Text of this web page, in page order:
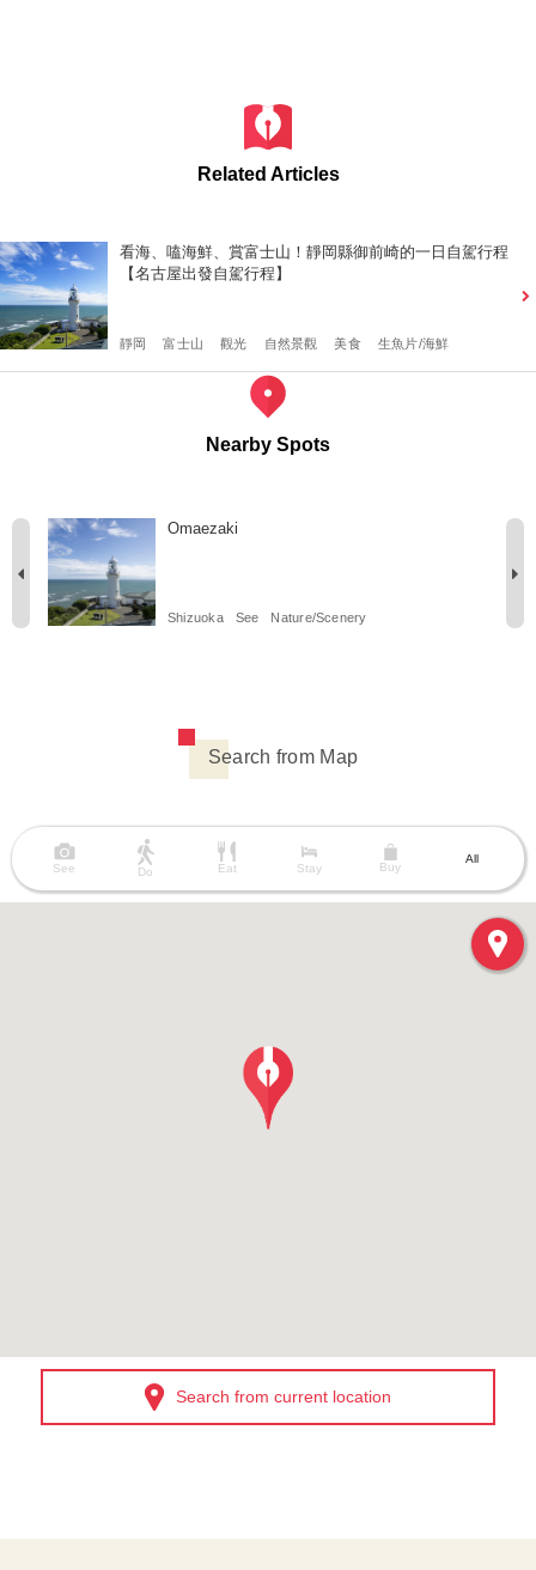
Related Articles
看海、嗑海鮮、賞富士山！靜岡縣御前崎的一日自駕行程
【名古屋出發自駕行程】
靜岡 富士山 觀光 自然景觀 美食 生魚片/海鮮
Nearby Spots
Omaezaki
Shizuoka See Nature/Scenery
Search from Map
See Do Eat Stay Buy
All
Search from current location